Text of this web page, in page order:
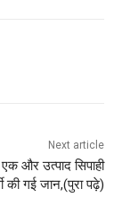
Next article
एक और उत्पाद सिपाही
की गई जान,(पुरा पढ़े)